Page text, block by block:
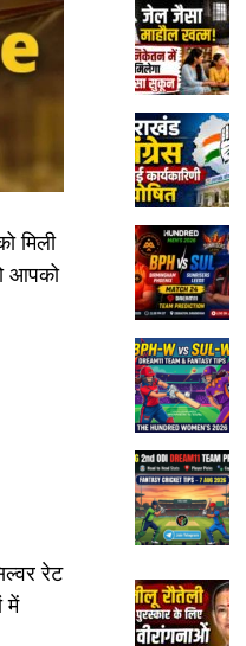
मिली
आपको
रेट
में